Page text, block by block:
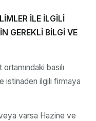
İLE İLGİLİ
GEREKLİ BİLGİ VE
basılı
istinaden ilgili firmaya
varsa Hazine ve